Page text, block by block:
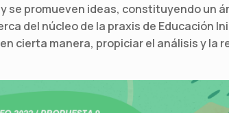
se promueven ideas, constituyendo un
del núcleo de la praxis de Educación
cierta manera, propiciar el análisis y la